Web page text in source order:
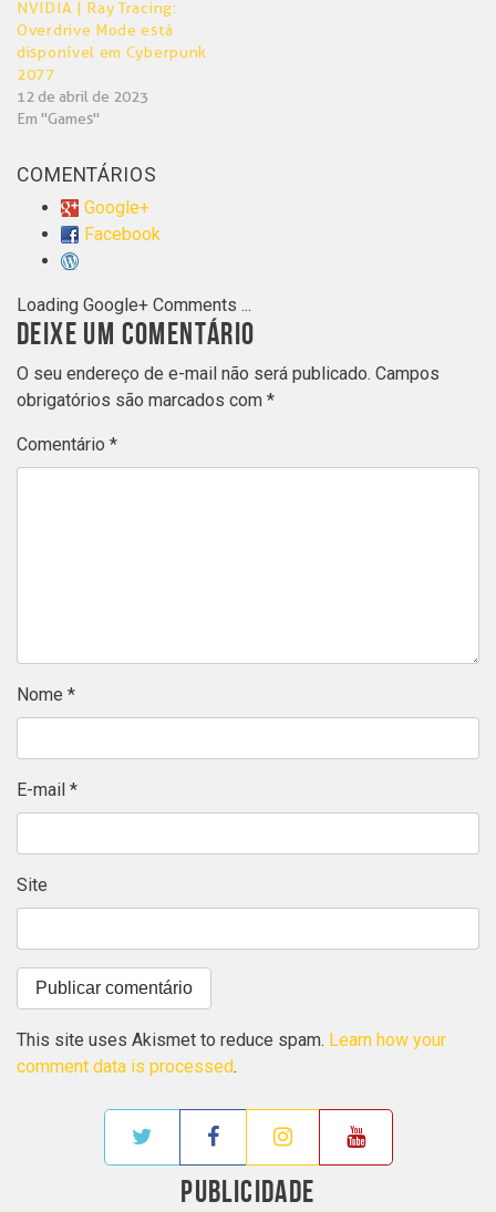
NVIDIA | Ray Tracing:
Overdrive Mode está
disponível em Cyberpunk
2077
12 de abril de 2023
Em "Games"
COMENTÁRIOS
Google+
Facebook
Loading Google+ Comments ...
DEIXE UM COMENTÁRIO
O seu endereço de e-mail não será publicado. Campos
obrigatórios são marcados com *
Comentário *
Nome *
E-mail *
Site
This site uses Akismet to reduce spam. Learn how your
comment data is processed.
PUBLICIDADE